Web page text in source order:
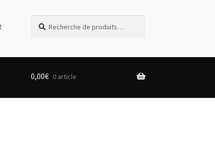
pour :
0,00€ 0 article